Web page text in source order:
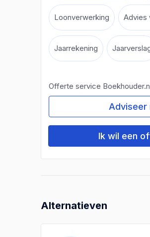
Loonverwerking Advies
Jaarrekening
Offerte service
Adviseer
Ik wil een
Alternatieven